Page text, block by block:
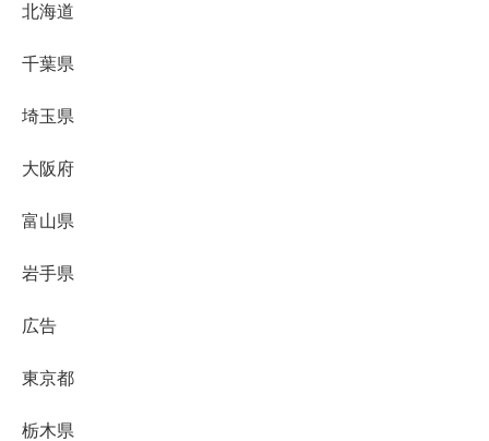
北海道
千葉県
埼玉県
大阪府
富山県
岩手県
広告
東京都
栃木県